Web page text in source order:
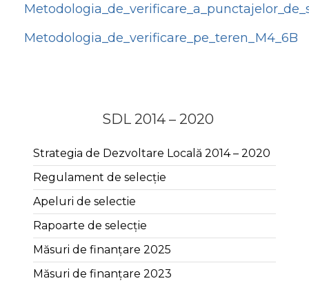
Metodologia_de_verificare_pe_teren_M4_6B
SDL 2014 – 2020
Strategia de Dezvoltare Locală 2014 – 2020
Regulament de selecție
Apeluri de selectie
Rapoarte de selecție
Măsuri de finanțare 2025
Măsuri de finanțare 2023